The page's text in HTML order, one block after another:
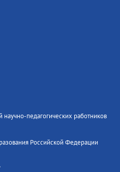
педагогических работников
Российской Федерации